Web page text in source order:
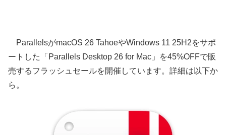
ParallelsがmacOS 26 TahoeやWindows 11 25H2をサポ
ートした「Parallels Desktop 26 for Mac」を45%OFFで販
売するフラッシュセールを開催しています。詳細は以下か
ら。